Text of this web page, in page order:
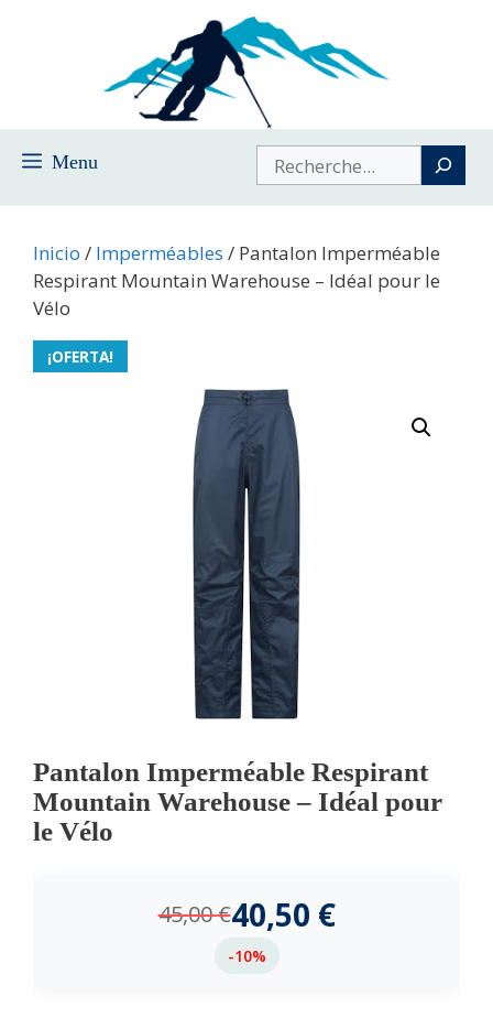
Menu Buscar
Inicio / Imperméables / Pantalon Imperméable
Respirant Mountain Warehouse – Idéal pour le
Vélo
¡OFERTA!
Pantalon Imperméable Respirant
Mountain Warehouse – Idéal pour
le Vélo
45,00€40,50 €
-10%